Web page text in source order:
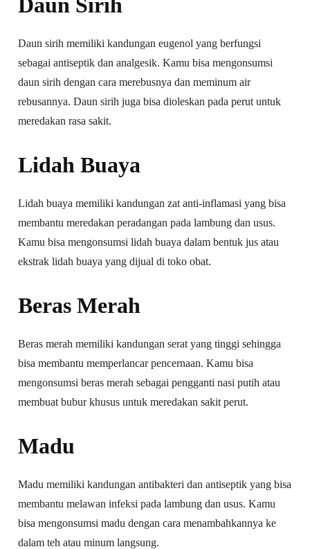
Daun sirih memiliki kandungan eugenol yang berfungsi
sebagai antiseptik dan analgesik. Kamu bisa mengonsumsi
daun sirih dengan cara merebusnya dan meminum air
rebusannya. Daun sirih juga bisa dioleskan pada perut untuk
meredakan rasa sakit.
Lidah Buaya
Lidah buaya memiliki kandungan zat anti-inflamasi yang bisa
membantu meredakan peradangan pada lambung dan usus.
Kamu bisa mengonsumsi lidah buaya dalam bentuk jus atau
ekstrak lidah buaya yang dijual di toko obat.
Beras Merah
Beras merah memiliki kandungan serat yang tinggi sehingga
bisa membantu memperlancar pencernaan. Kamu bisa
mengonsumsi beras merah sebagai pengganti nasi putih atau
membuat bubur khusus untuk meredakan sakit perut.
Madu
Madu memiliki kandungan antibakteri dan antiseptik yang bisa
membantu melawan infeksi pada lambung dan usus. Kamu
bisa mengonsumsi madu dengan cara menambahkannya ke
dalam teh atau minum langsung.